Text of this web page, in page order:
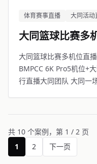
体育赛事直播 大同活动
大同篮球比赛多
大同篮球比赛多机位直
BMPCC 6K Pro5机位+
行直播大同团队 大同一
共 10 个案例，第 1 / 2 页
1
2 下一页